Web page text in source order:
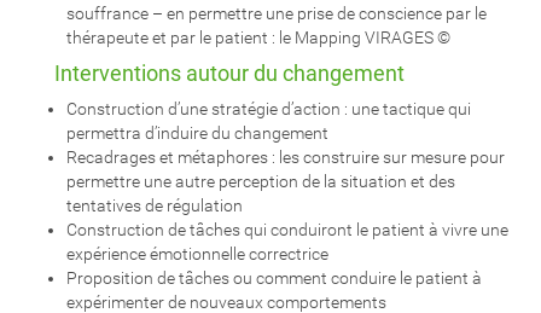
souffrance – en permettre une prise de conscience par le
thérapeute et par le patient : le Mapping VIRAGES ©
Interventions autour du changement
Construction d’une stratégie d’action : une tactique qui
permettra d’induire du changement
Recadrages et métaphores : les construire sur mesure pour
permettre une autre perception de la situation et des
tentatives de régulation
Construction de tâches qui conduiront le patient à vivre une
expérience émotionnelle correctrice
Proposition de tâches ou comment conduire le patient à
expérimenter de nouveaux comportements